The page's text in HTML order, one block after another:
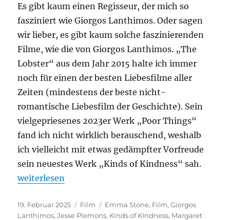
Es gibt kaum einen Regisseur, der mich so
fasziniert wie Giorgos Lanthimos. Oder sagen
wir lieber, es gibt kaum solche faszinierenden
Filme, wie die von Giorgos Lanthimos. „The
Lobster“ aus dem Jahr 2015 halte ich immer
noch für einen der besten Liebesfilme aller
Zeiten (mindestens der beste nicht-
romantische Liebesfilm der Geschichte). Sein
vielgepriesenes 2023er Werk „Poor Things“
fand ich nicht wirklich berauschend, weshalb
ich vielleicht mit etwas gedämpfter Vorfreude
sein neuestes Werk „Kinds of Kindness“ sah.
„Kinds of Kindness“
weiterlesen
Veröffentlicht
am
19. Februar 2025 Kategorien
Film Schlagwörter
Emma Stone, Film,Giorgos
Lanthimos,Jesse Plemons, Kinds of KIndness, Margaret